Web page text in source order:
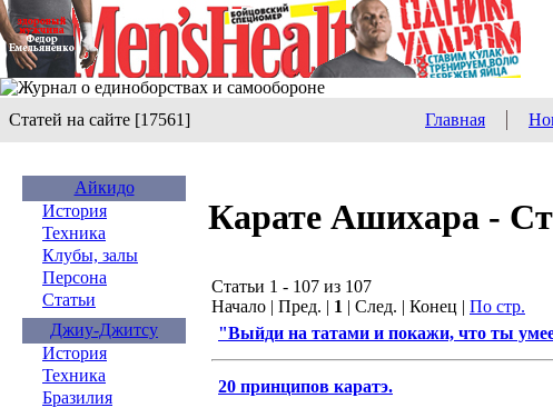
Статей на сайте [17561] Главная
Айкидо
История
Техника
Клубы, залы
Персона
Статьи
Джиу-Джитсу
История
Техника
Бразилия
Карате Ашихара -
Статьи 1 - 107 из 107
Начало | Пред. | 1 | След. | Конец | По стр.
"Выйди на татами и покажи, что ты
20 принципов каратэ.